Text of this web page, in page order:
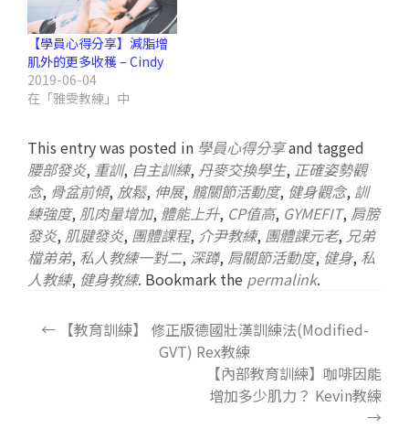
【學員心得分享】減脂增
肌外的更多收穫 – Cindy
2019-06-04
在「雅雯教練」中
This entry was posted in 學員心得分享and tagged
腰部發炎, 重訓, 自主訓練, 丹麥交換學生, 正確姿勢觀
念, 骨盆前傾, 放鬆, 伸展, 髖關節活動度, 健身觀念, 訓
練強度, 肌肉量增加, 體能上升, CP值高, GYMEFIT, 肩膀
發炎, 肌腱發炎, 團體課程, 介尹教練, 團體課元老, 兄弟
檔弟弟, 私人教練一對二, 深蹲, 肩關節活動度, 健身, 私
人教練, 健身教練. Bookmark the permalink.
←【教育訓練】 修正版德國壯漢訓練法(Modified-
GVT) Rex教練
【內部教育訓練】咖啡因能
增加多少肌力？ Kevin教練
→